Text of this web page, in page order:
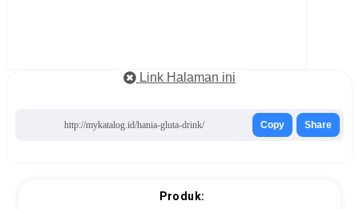
Link Halaman ini
http://mykatalog.id/hania-gluta-drink/ Copy Share
Produk: